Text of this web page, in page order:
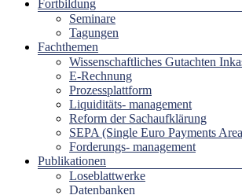
Fortbildung
Seminare
Tagungen
Fachthemen
Wissenschaftliches Gutachten
E-Rechnung
Prozessplattform
Liquiditäts- management
Reform der Sachaufklärung
SEPA (Single Euro Payments
Forderungs- management
Publikationen
Loseblattwerke
Datenbanken